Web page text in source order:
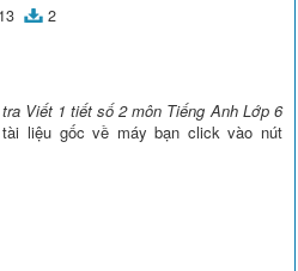
2
Viết 1 tiết số 2 môn Tiếng Anh Lớp 6
liệu gốc về máy bạn click vào nút